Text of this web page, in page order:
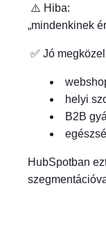
⚠️ Hiba:
„mindenkinek
✅ Jó
helyi
B2B
HubSpotban